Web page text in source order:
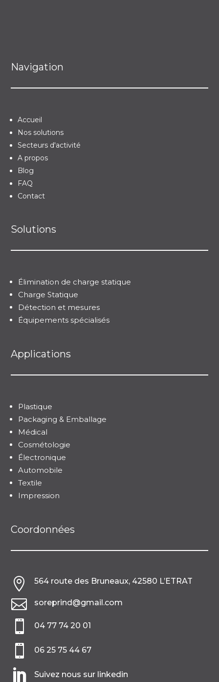
Navigation
Accueil
Nos solutions
Secteurs d'activité
A propos
Blog
FAQ
Contact
Solutions
Élimination de charge statique
Charge Statique
Détection et mesures
Équipements spécialisés
Applications
Plastique
Packaging & Emballage
Médical
Cosmétologie
Électronique
Automobile
Textile
Impression
Coordonnées
 564 route des Bruneaux, 42580 L’ETRAT
 soreprind@gmail.com
 04 77 74 20 01
 06 25 75 44 67
 Suivez nous sur linkedin